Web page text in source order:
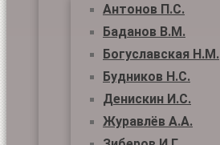
Антонов П.С.
Баданов В.М.
Богуславская Н.М.
Будников Н.С.
Денискин И.С.
Журавлёв А.А.